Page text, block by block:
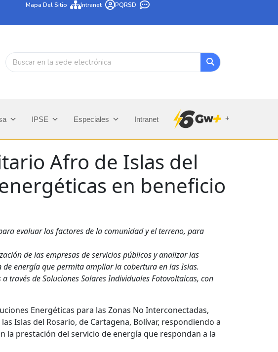
Mapa Del Sitio Intranet PQRSD
IPSE Especiales Intranet +
Afro de Islas del
en beneficio
evaluar los factores de la comunidad y el terreno, para
de las empresas de servicios públicos y analizar las
energía que permita ampliar la cobertura en las Islas.
través de Soluciones Solares Individuales Fotovoltaicas, con
Energéticas para las Zonas No Interconectadas,
Islas del Rosario, de Cartagena, Bolívar, respondiendo a
prestación del servicio de energía que respondan a la